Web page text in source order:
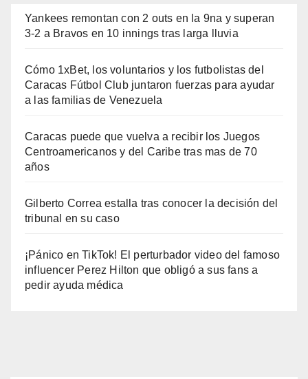
Yankees remontan con 2 outs en la 9na y superan
3-2 a Bravos en 10 innings tras larga lluvia
Cómo 1xBet, los voluntarios y los futbolistas del
Caracas Fútbol Club juntaron fuerzas para ayudar
a las familias de Venezuela
Caracas puede que vuelva a recibir los Juegos
Centroamericanos y del Caribe tras mas de 70
años
Gilberto Correa estalla tras conocer la decisión del
tribunal en su caso
¡Pánico en TikTok! El perturbador video del famoso
influencer Perez Hilton que obligó a sus fans a
pedir ayuda médica